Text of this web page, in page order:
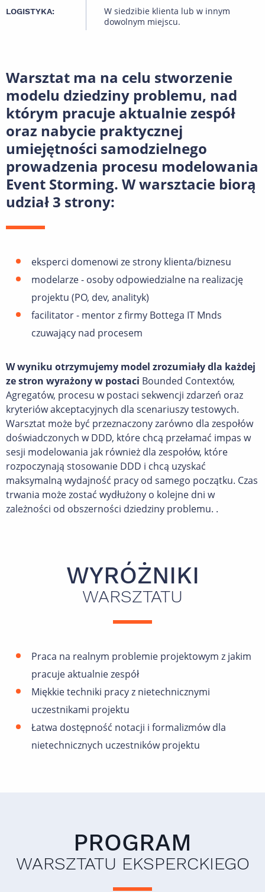
LOGISTYKA:
W siedzibie klienta lub w innym
dowolnym miejscu.
Warsztat ma na celu stworzenie
modelu dziedziny problemu, nad
którym pracuje aktualnie zespół
oraz nabycie praktycznej
umiejętności samodzielnego
prowadzenia procesu modelowania
Event Storming. W warsztacie biorą
udział 3 strony:
eksperci domenowi ze strony klienta/biznesu
modelarze - osoby odpowiedzialne na realizację
projektu (PO, dev, analityk)
facilitator - mentor z firmy Bottega IT Mnds
czuwający nad procesem
W wyniku otrzymujemy model zrozumiały dla każdej
ze stron wyrażony w postaci Bounded Contextów,
Agregatów, procesu w postaci sekwencji zdarzeń oraz
kryteriów akceptacyjnych dla scenariuszy testowych.
Warsztat może być przeznaczony zarówno dla zespołów
doświadczonych w DDD, które chcą przełamać impas w
sesji modelowania jak również dla zespołów, które
rozpoczynają stosowanie DDD i chcą uzyskać
maksymalną wydajność pracy od samego początku. Czas
trwania może zostać wydłużony o kolejne dni w
zależności od obszerności dziedziny problemu. .
WYRÓŻNIKI
WARSZTATU
Praca na realnym problemie projektowym z jakim
pracuje aktualnie zespół
Miękkie techniki pracy z nietechnicznymi
uczestnikami projektu
Łatwa dostępność notacji i formalizmów dla
nietechnicznych uczestników projektu
PROGRAM
WARSZTATU EKSPERCKIEGO